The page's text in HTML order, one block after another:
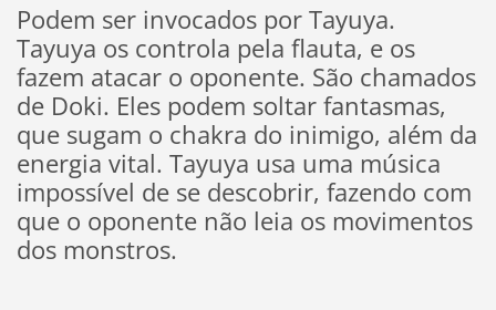
Podem ser invocados por Tayuya.
Tayuya os controla pela flauta, e os
fazem atacar o oponente. São chamados
de Doki. Eles podem soltar fantasmas,
que sugam o chakra do inimigo, além da
energia vital. Tayuya usa uma música
impossível de se descobrir, fazendo com
que o oponente não leia os movimentos
dos monstros.